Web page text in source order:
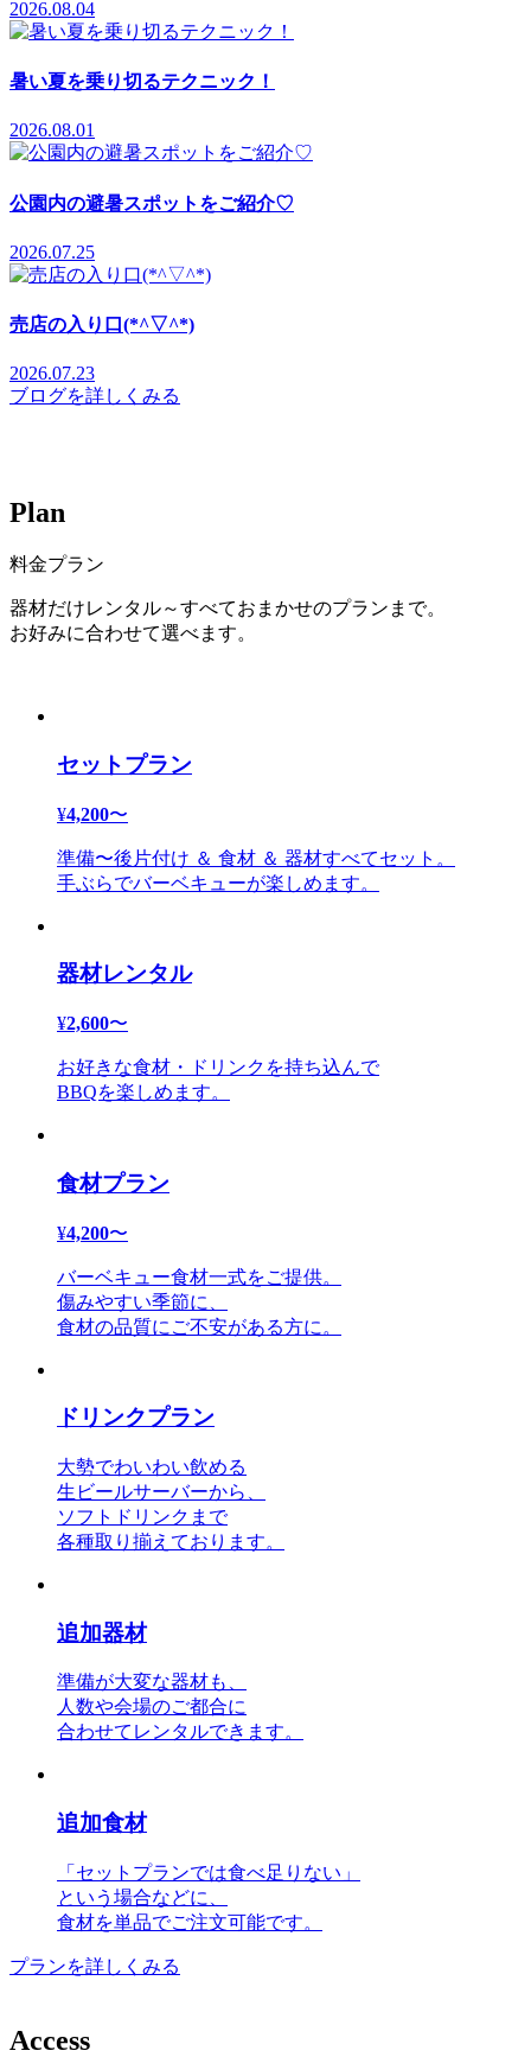
2026.08.04
暑い夏を乗り切るテクニック！
2026.08.01
公園内の避暑スポットをご紹介♡
2026.07.25
売店の入り口(*^▽^*)
2026.07.23
ブログを詳しくみる
Plan
料金プラン
器材だけレンタル～すべておまかせのプランまで。
お好みに合わせて選べます。
セットプラン
¥4,200〜
準備〜後片付け ＆ 食材 ＆ 器材すべてセット。
手ぶらでバーベキューが楽しめます。
器材レンタル
¥2,600〜
お好きな食材・ドリンクを持ち込んで
BBQを楽しめます。
食材プラン
¥4,200〜
バーベキュー食材一式をご提供。
傷みやすい季節に、
食材の品質にご不安がある方に。
ドリンクプラン
大勢でわいわい飲める
生ビールサーバーから、
ソフトドリンクまで
各種取り揃えております。
追加器材
準備が大変な器材も、
人数や会場のご都合に
合わせてレンタルできます。
追加食材
「セットプランでは食べ足りない」
という場合などに、
食材を単品でご注文可能です。
プランを詳しくみる
Access